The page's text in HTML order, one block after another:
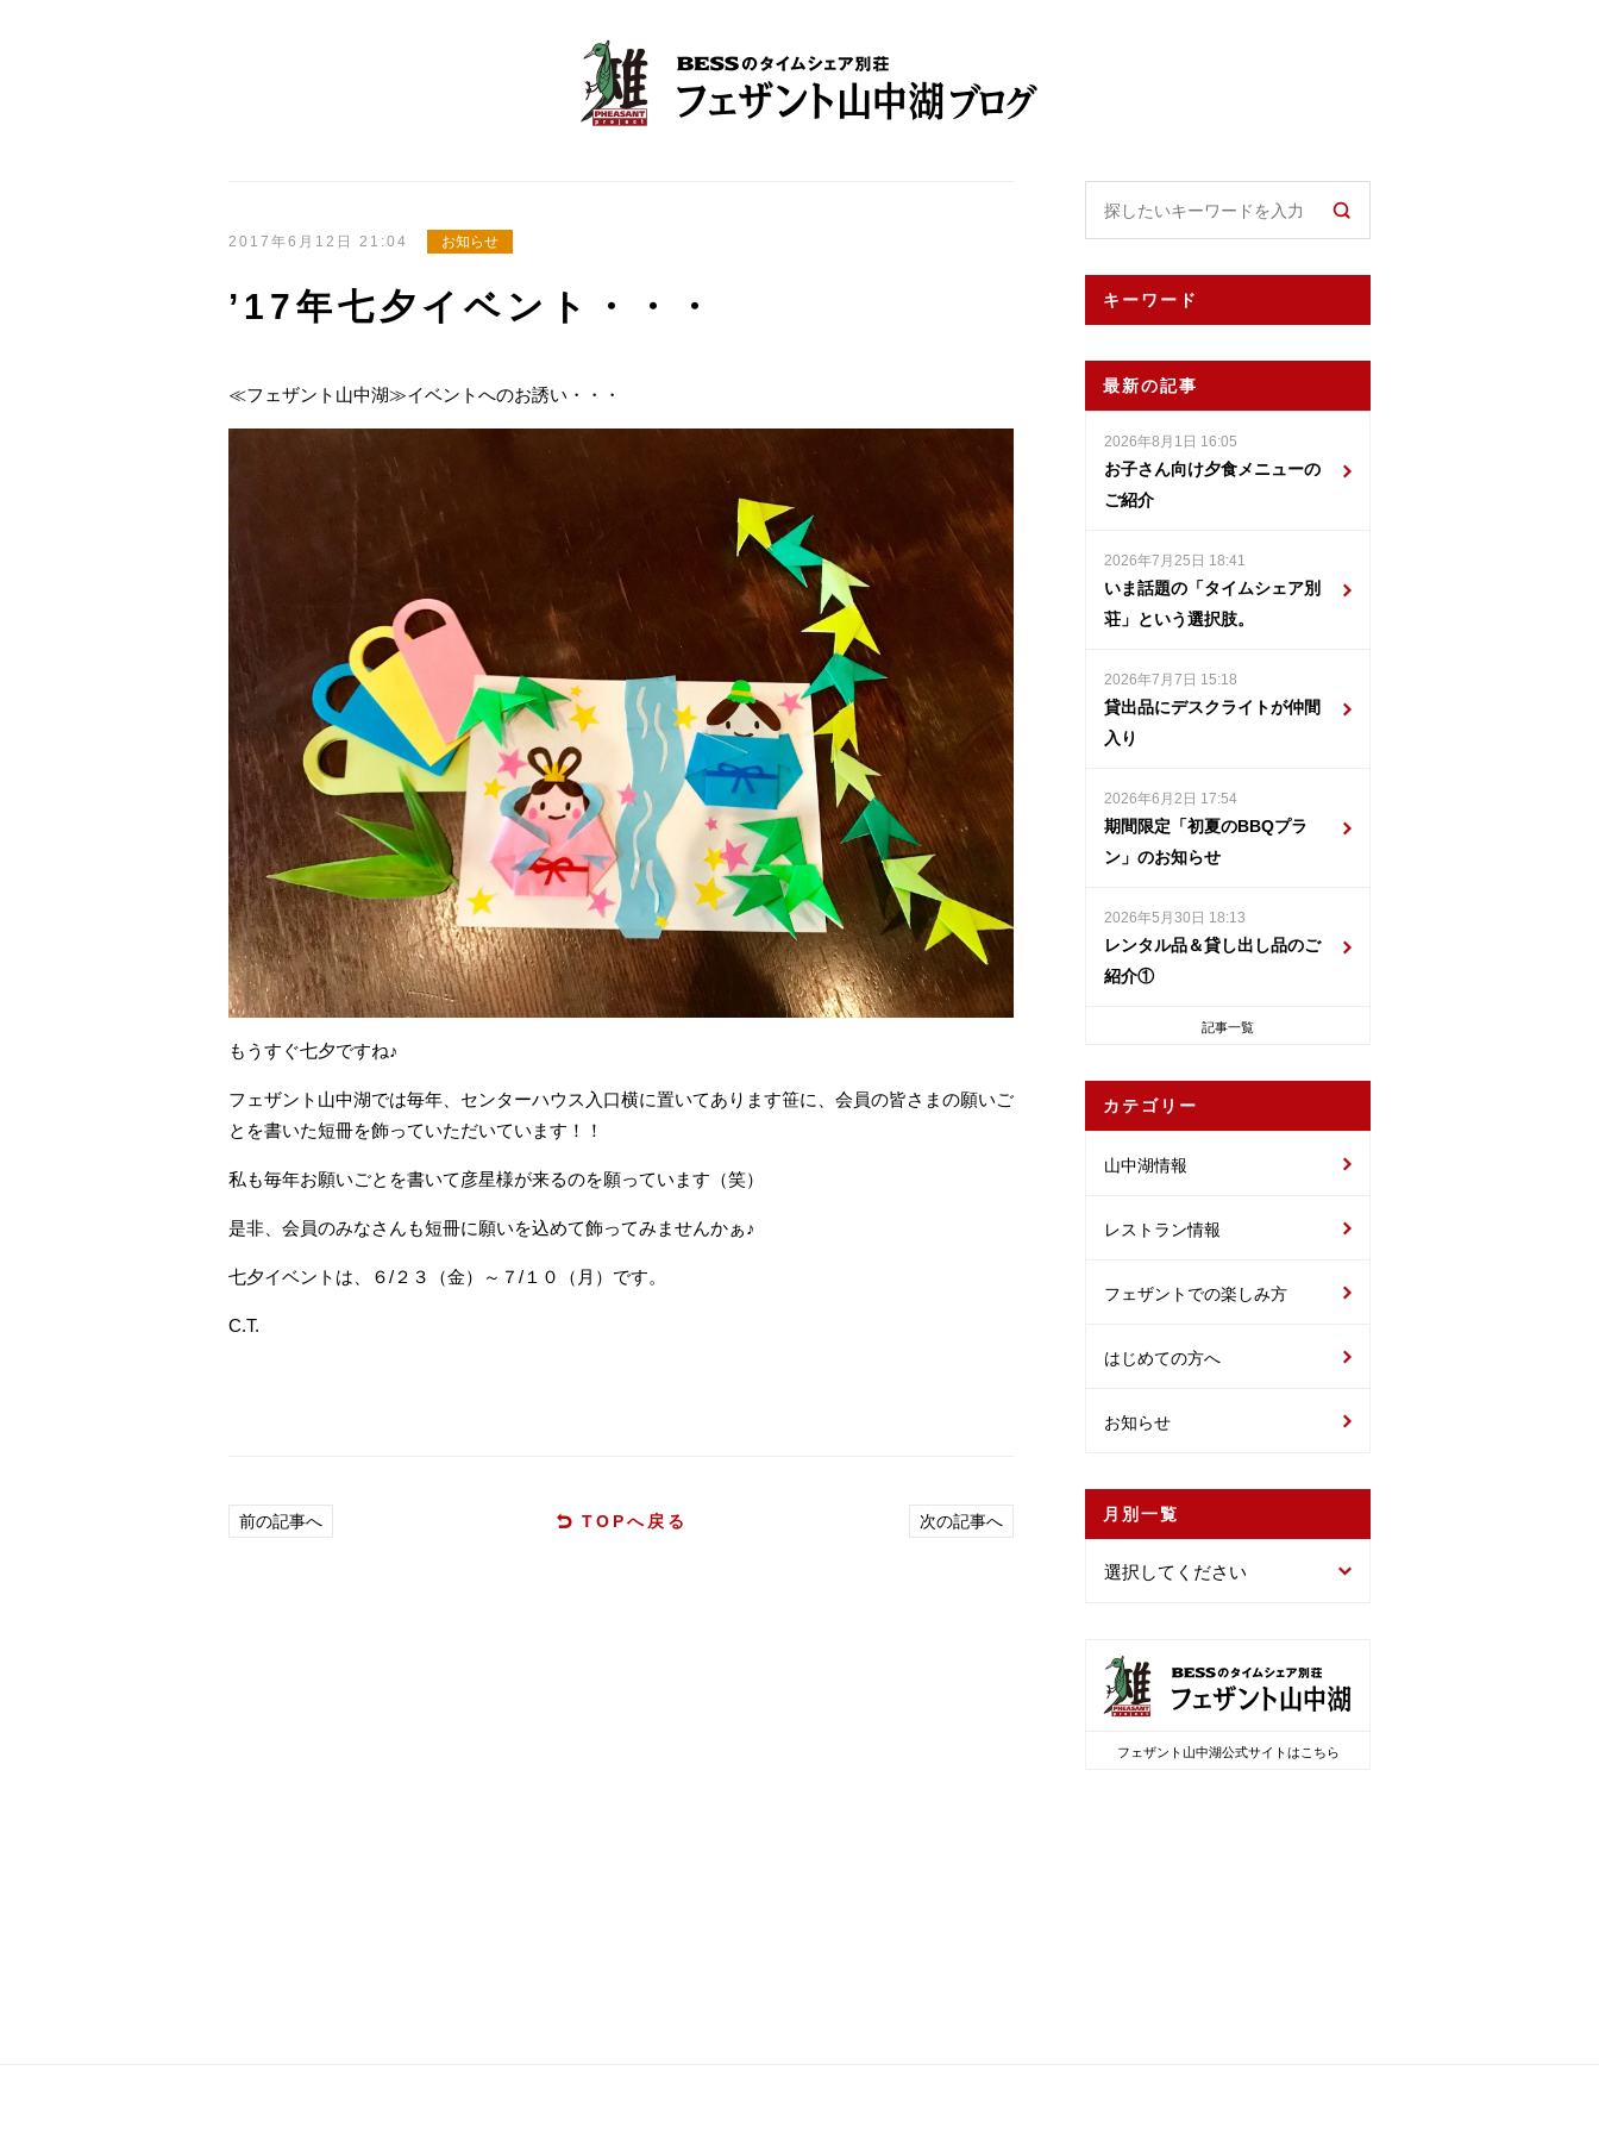
2017年6月12日 21:04 お知らせ
’17年七夕イベント・・・
≪フェザント山中湖≫イベントへのお誘い・・・
もうすぐ七夕ですね♪
フェザント山中湖では毎年、センターハウス入口横に置いてあります笹に、会員の皆さまの願いご
とを書いた短冊を飾っていただいています！！
私も毎年お願いごとを書いて彦星様が来るのを願っています（笑）
是非、会員のみなさんも短冊に願いを込めて飾ってみませんかぁ♪
七夕イベントは、６/２３（金）～７/１０（月）です。
C.T.
前の記事へ TOPへ戻る 次の記事へ
キーワード
最新の記事
2026年8月1日 16:05
お子さん向け夕食メニューの
ご紹介
2026年7月25日 18:41
いま話題の「タイムシェア別
荘」という選択肢。
2026年7月7日 15:18
貸出品にデスクライトが仲間
入り
2026年6月2日 17:54
期間限定「初夏のBBQプラ
ン」のお知らせ
2026年5月30日 18:13
レンタル品＆貸し出し品のご
紹介①
記事一覧
カテゴリー
山中湖情報
レストラン情報
フェザントでの楽しみ方
はじめての方へ
お知らせ
月別一覧
フェザント山中湖公式サイトはこちら